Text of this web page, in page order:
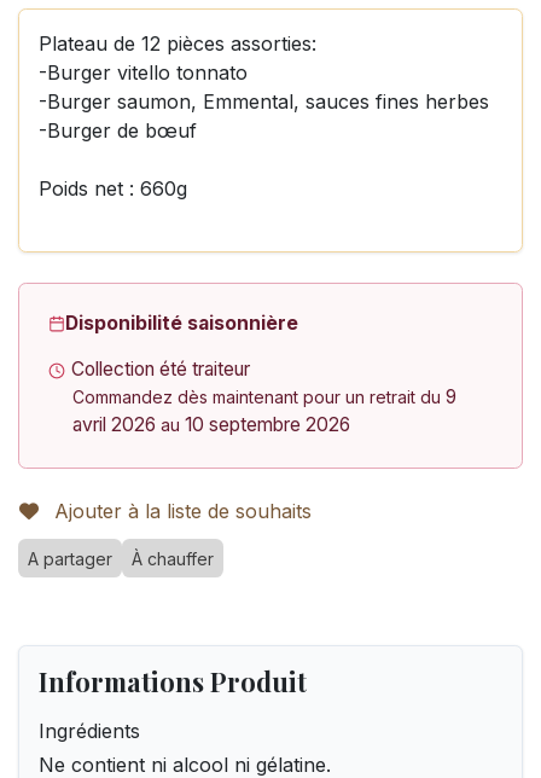
Plateau de 12 pièces assorties:
-Burger vitello tonnato
-Burger saumon, Emmental, sauces fines herbes
-Burger de bœuf
Poids net : 660g
Disponibilité saisonnière
Collection été traiteur
Commandez dès maintenant pour un retrait du 9
avril 2026 au 10 septembre 2026
Ajouter à la liste de souhaits
A partager À chauffer
Informations Produit
Ingrédients
Ne contient ni alcool ni gélatine.